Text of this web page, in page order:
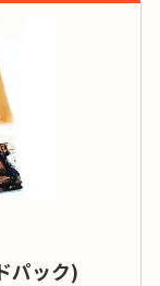
類のパンを日替
パック)